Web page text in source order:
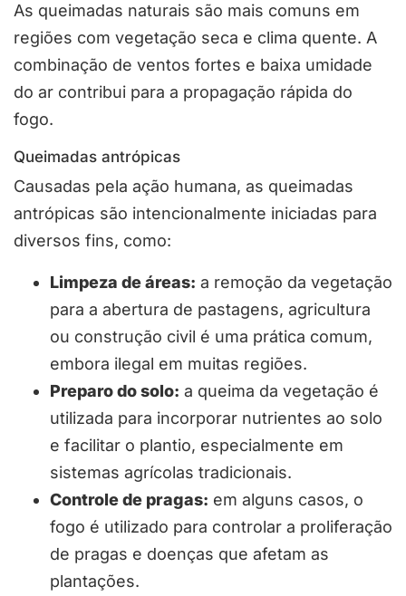
As queimadas naturais são mais comuns em
regiões com vegetação seca e clima quente. A
combinação de ventos fortes e baixa umidade
do ar contribui para a propagação rápida do
fogo.
Queimadas antrópicas
Causadas pela ação humana, as queimadas
antrópicas são intencionalmente iniciadas para
diversos fins, como:
Limpeza de áreas: a remoção da vegetação
para a abertura de pastagens, agricultura
ou construção civil é uma prática comum,
embora ilegal em muitas regiões.
Preparo do solo: a queima da vegetação é
utilizada para incorporar nutrientes ao solo
e facilitar o plantio, especialmente em
sistemas agrícolas tradicionais.
Controle de pragas: em alguns casos, o
fogo é utilizado para controlar a proliferação
de pragas e doenças que afetam as
plantações.